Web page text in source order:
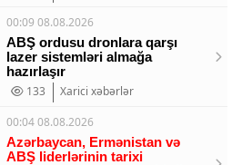
00:09 08.08.2026
ABŞ ordusu dronlara qarşı
lazer sistemləri almağa
hazırlaşır
133
Xarici xəbərlər
00:04 08.08.2026
Azərbaycan, Ermənistan və
ABŞ liderlərinin tarixi